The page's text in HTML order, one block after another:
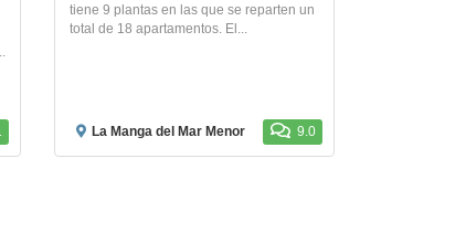
tiene 9 plantas en las que se reparten un
total de 18 apartamentos. El...
La Manga del Mar Menor 9.0